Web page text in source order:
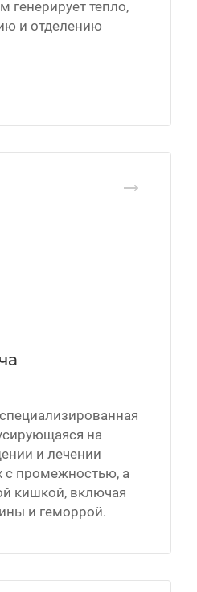
генерирует тепло,
и отделению
на
и лечении
с промежностью, а
кишкой, включая
и геморрой.